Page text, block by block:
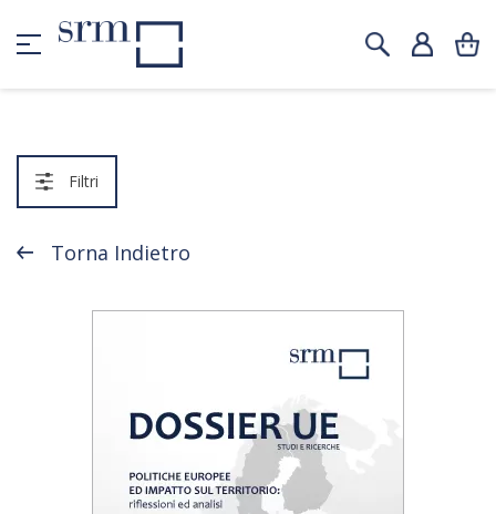
Filtri
Torna Indietro